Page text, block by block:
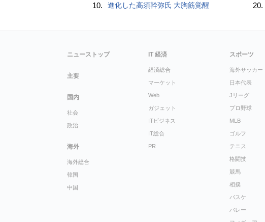
10. 進化した高須幹弥氏 大胸筋覚醒 20.
ニューストップ
主要
国内
社会
政治
海外
海外総合
韓国
中国
IT 経済
経済総合
マーケット
Web
ガジェット
ITビジネス
IT総合
PR
スポーツ
海外サッカー
日本代表
Jリーグ
プロ野球
MLB
ゴルフ
テニス
格闘技
競馬
相撲
バスケ
バレー